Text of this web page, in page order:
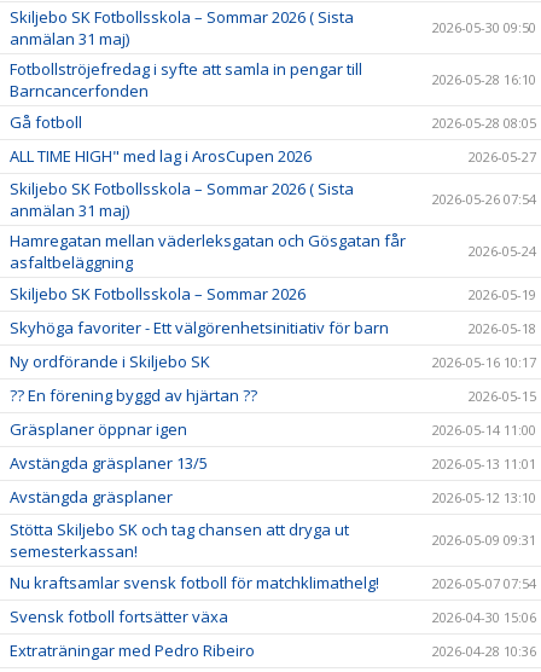
Skiljebo SK Fotbollsskola – Sommar 2026 ( Sista
anmälan 31 maj)
2026-05-30 09:50
Fotbollströjefredag i syfte att samla in pengar till
Barncancerfonden
2026-05-28 16:10
Gå fotboll 2026-05-28 08:05
ALL TIME HIGH" med lag i ArosCupen 2026 2026-05-27
Skiljebo SK Fotbollsskola – Sommar 2026 ( Sista
anmälan 31 maj)
2026-05-26 07:54
Hamregatan mellan väderleksgatan och Gösgatan får
asfaltbeläggning
2026-05-24
Skiljebo SK Fotbollsskola – Sommar 2026 2026-05-19
Skyhöga favoriter - Ett välgörenhetsinitiativ för barn 2026-05-18
Ny ordförande i Skiljebo SK 2026-05-16 10:17
?? En förening byggd av hjärtan ?? 2026-05-15
Gräsplaner öppnar igen 2026-05-14 11:00
Avstängda gräsplaner 13/5 2026-05-13 11:01
Avstängda gräsplaner 2026-05-12 13:10
Stötta Skiljebo SK och tag chansen att dryga ut
semesterkassan!
2026-05-09 09:31
Nu kraftsamlar svensk fotboll för matchklimathelg! 2026-05-07 07:54
Svensk fotboll fortsätter växa 2026-04-30 15:06
Extraträningar med Pedro Ribeiro 2026-04-28 10:36